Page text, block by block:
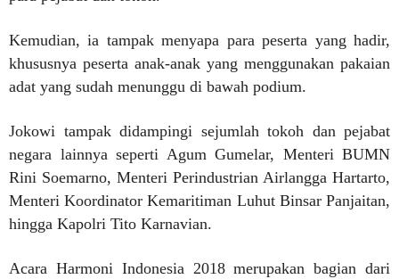
Kemudian, ia tampak menyapa para peserta yang hadir,
khususnya peserta anak-anak yang menggunakan pakaian
adat yang sudah menunggu di bawah podium.
Jokowi tampak didampingi sejumlah tokoh dan pejabat
negara lainnya seperti Agum Gumelar, Menteri BUMN
Rini Soemarno, Menteri Perindustrian Airlangga Hartarto,
Menteri Koordinator Kemaritiman Luhut Binsar Panjaitan,
hingga Kapolri Tito Karnavian.
Acara Harmoni Indonesia 2018 merupakan bagian dari